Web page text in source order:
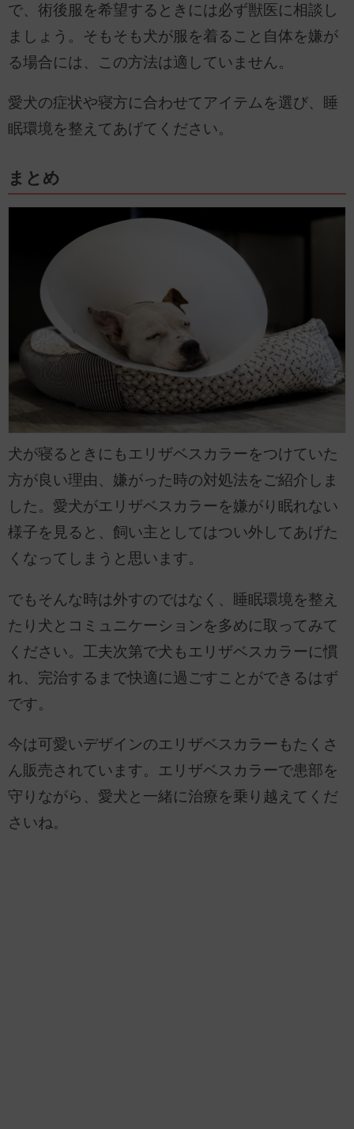
で、術後服を希望するときには必ず獣医に相談し
ましょう。そもそも犬が服を着ること自体を嫌が
る場合には、この方法は適していません。
愛犬の症状や寝方に合わせてアイテムを選び、睡
眠環境を整えてあげてください。
まとめ
犬が寝るときにもエリザベスカラーをつけていた
方が良い理由、嫌がった時の対処法をご紹介しま
した。愛犬がエリザベスカラーを嫌がり眠れない
様子を見ると、飼い主としてはつい外してあげた
くなってしまうと思います。
でもそんな時は外すのではなく、睡眠環境を整え
たり犬とコミュニケーションを多めに取ってみて
ください。工夫次第で犬もエリザベスカラーに慣
れ、完治するまで快適に過ごすことができるはず
です。
今は可愛いデザインのエリザベスカラーもたくさ
ん販売されています。エリザベスカラーで患部を
守りながら、愛犬と一緒に治療を乗り越えてくだ
さいね。